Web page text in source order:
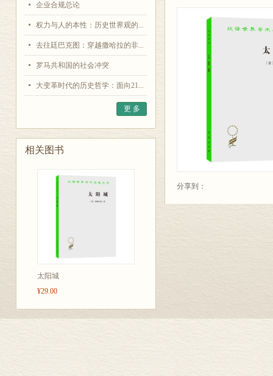
企业合规总论
权力与人的本性：历史世界观的...
去往廷巴克图：穿越撒哈拉的非...
罗马共和国的社会冲突
大变革时代的历史哲学：面向21...
更 多
相关图书
太阳城
¥29.00
分享到：